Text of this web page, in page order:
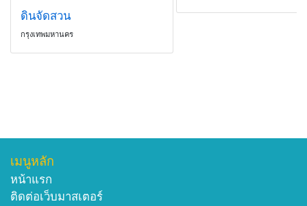
ดินจัดสวน
กรุงเทพมหานคร
เมนูหลัก
หน้าแรก
ติดต่อเว็บมาสเตอร์